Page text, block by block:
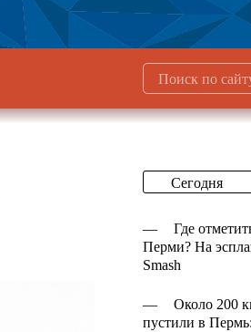
Сегодня
—
Где
Перми? На
Smash
—
Около 200
пустили в